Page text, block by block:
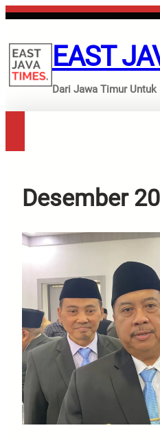
Lewati
konten
EAST
Dari Jawa Timur
Desember